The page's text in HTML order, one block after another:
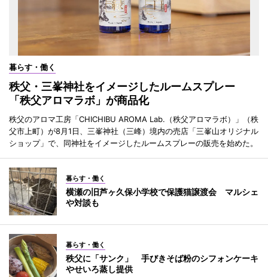
暮らす・働く
秩父・三峯神社をイメージしたルームスプレー
「秩父アロマラボ」が商品化
秩父のアロマ工房「CHICHIBU AROMA Lab.（秩父アロマラボ）」（秩
父市上町）が8月1日、三峯神社（三峰）境内の売店「三峯山オリジナル
ショップ」で、同神社をイメージしたルームスプレーの販売を始めた。
暮らす・働く
横瀬の旧芦ヶ久保小学校で保護猫譲渡会 マルシェ
や対談も
暮らす・働く
秩父に「サンク」 手びきそば粉のシフォンケーキ
やせいろ蒸し提供